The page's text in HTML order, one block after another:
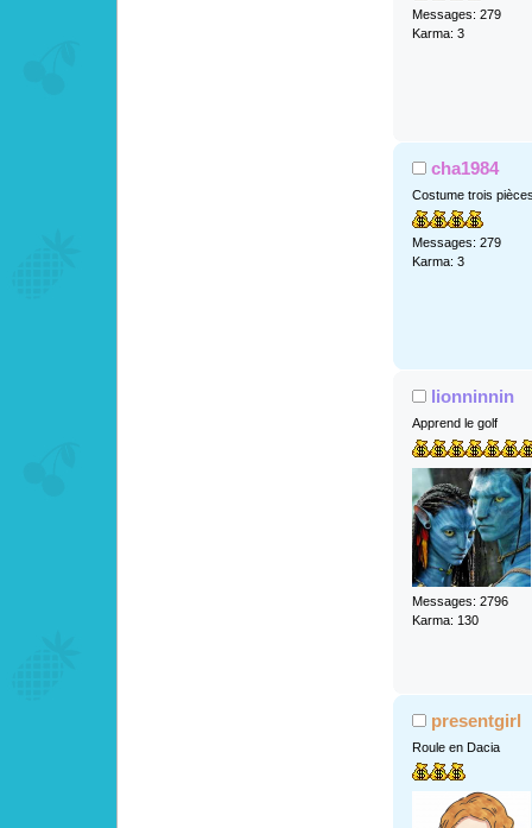
Messages: 279
Karma: 3
cha1984
Costume trois
Messages: 279
Karma: 3
lionninnin
Apprend le golf
Messages: 2796
Karma: 130
presentgirl
Roule en Dacia